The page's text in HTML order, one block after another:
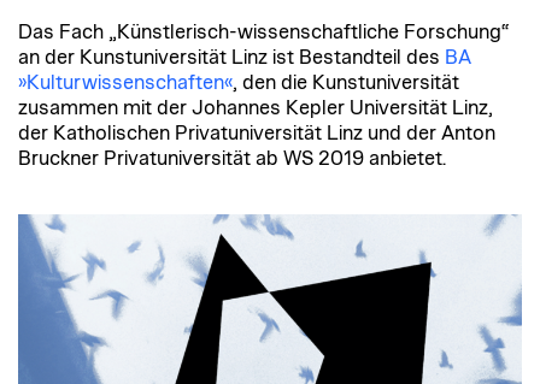
Das Fach „Künstlerisch-wissenschaftliche Forschung“
an der Kunstuniversität Linz ist Bestandteil des BA
»Kulturwissenschaften«, den die Kunstuniversität
zusammen mit der Johannes Kepler Universität Linz,
der Katholischen Privatuniversität Linz und der Anton
Bruckner Privatuniversität ab WS 2019 anbietet.